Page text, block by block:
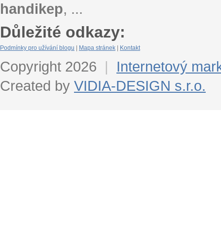
handikep, ...
Důležité odkazy:
Podmínky pro užívání blogu Mapa stránek Kontakt
Copyright 2026 |
Internetový
Created by VIDIA-DESIGN s.r.o.